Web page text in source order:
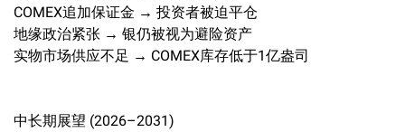
COMEX追加保证金 → 投资者被迫平仓
地缘政治紧张 → 银仍被视为避险资产
实物市场供应不足 → COMEX库存低于1亿盎司
中长期展望 (2026–2031)